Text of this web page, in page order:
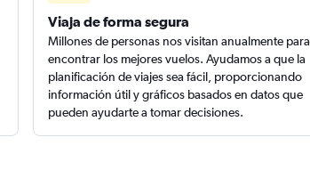
Viaja de forma segura
Millones de personas nos visitan anualmente para
encontrar los mejores vuelos. Ayudamos a que la
planificación de viajes sea fácil, proporcionando
información útil y gráficos basados en datos que
pueden ayudarte a tomar decisiones.